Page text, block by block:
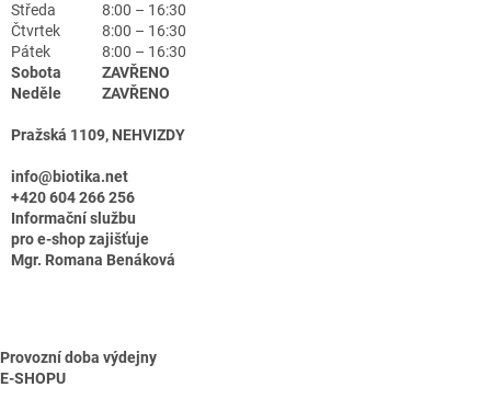
Středa
8:00 – 16:30
Čtvrtek
8:00 – 16:30
Pátek
8:00 – 16:30
Sobota
ZAVŘENO
Neděle
ZAVŘENO
Pražská 1109, NEHVIZDY
info@biotika.net
+420 604 266 256
Informační službu
pro e-shop zajišťuje
Mgr. Romana Benáková
Provozní doba výdejny
E-SHOPU